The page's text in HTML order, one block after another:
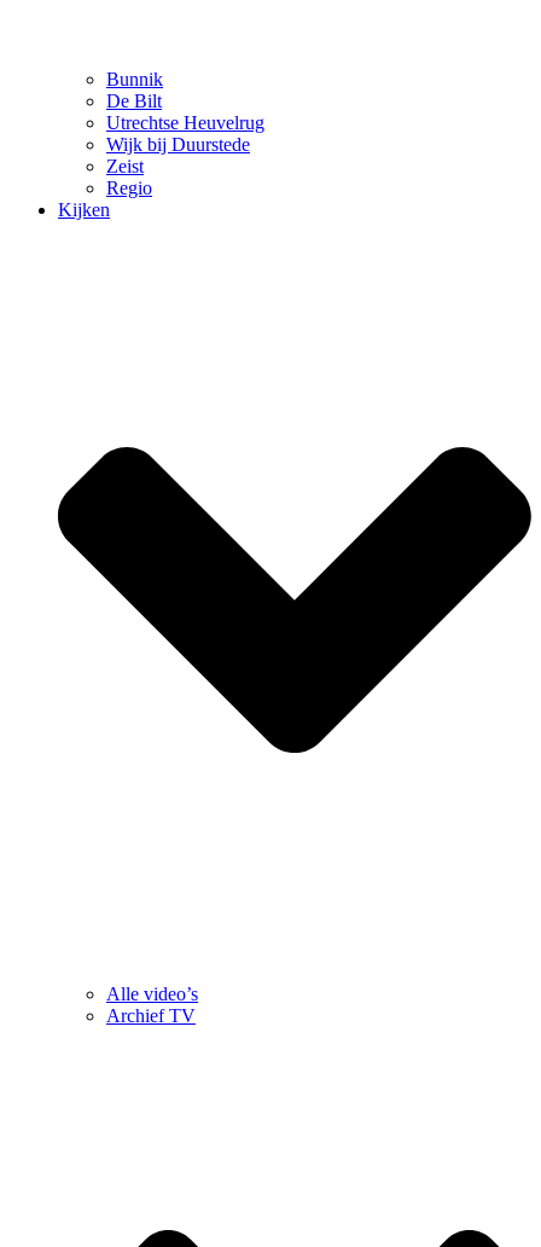
Bunnik
De Bilt
Utrechtse Heuvelrug
Wijk bij Duurstede
Zeist
Regio
Kijken
Alle video’s
Archief TV